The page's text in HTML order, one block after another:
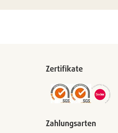
Zertifikate
Zahlungsarten